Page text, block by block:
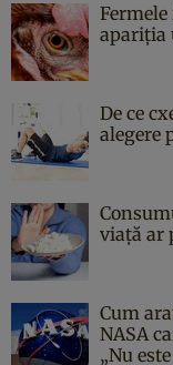
apariția
De ce
alegere
viață ar
Cum
NASA
„Nu